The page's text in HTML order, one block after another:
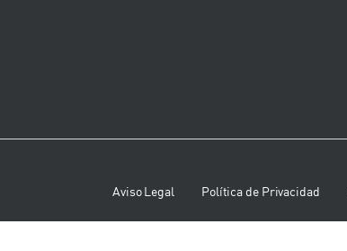
Aviso Legal Política de Privacidad